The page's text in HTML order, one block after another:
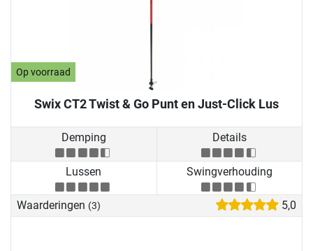
Op voorraad
Swix CT2 Twist & Go Punt en Just-Click Lus
Demping Details
Lussen Swingverhouding
Waarderingen (3) 5,0